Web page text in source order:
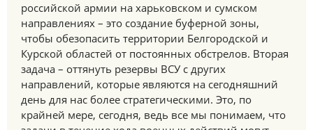
российской армии на харьковском и сумском
направлениях – это создание буферной зоны,
чтобы обезопасить территории Белгородской и
Курской областей от постоянных обстрелов. Вторая
задача – оттянуть резервы ВСУ с других
направлений, которые являются на сегодняшний
день для нас более стратегическими. Это, по
крайней мере, сегодня, ведь все мы понимаем, что